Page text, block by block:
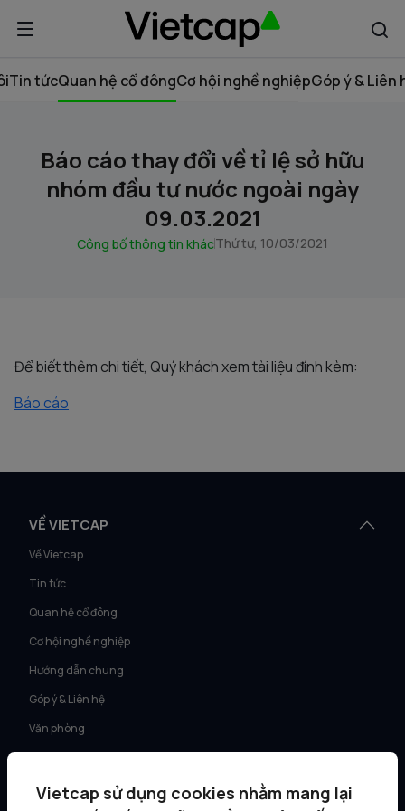
Tin tứcQuan hệ cổ đôngCơ hội nghề nghiệpGóp ý & Liên
Báo cáo thay đổi về tỉ lệ sở hữu
nhóm đầu tư nước ngoài ngày
09.03.2021
Công bố thông tin khácThứ tư, 10/03/2021
Để biết thêm chi tiết, Quý khách xem tài liệu đính kèm:
Báo cáo
VỀ VIETCAP
Về Vietcap
Tin tức
Quan hệ cổ đông
Cơ hội nghề nghiệp
Hướng dẫn chung
Góp ý & Liên hệ
Văn phòng
Tư vấn KH Cá nhân
Vietcap sử dụng cookies nhằm mang lại